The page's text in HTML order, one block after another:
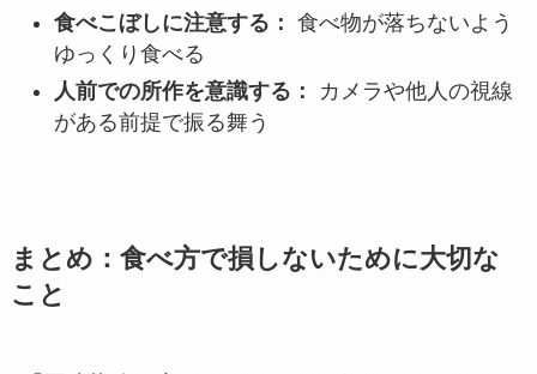
食べこぼしに注意する： 食べ物が落ちないよう
ゆっくり食べる
人前での所作を意識する：
カメラや他人の視線
がある前提で振る舞う
まとめ：食べ方で損しないために大切な
こと